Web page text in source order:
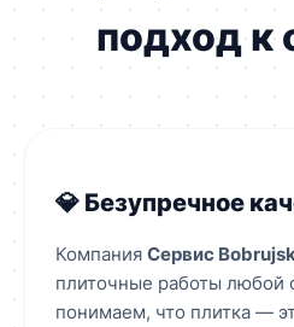
подход к
💎 Безупречное
Компания Сервис
плиточные работы любой
понимаем, что плитка —